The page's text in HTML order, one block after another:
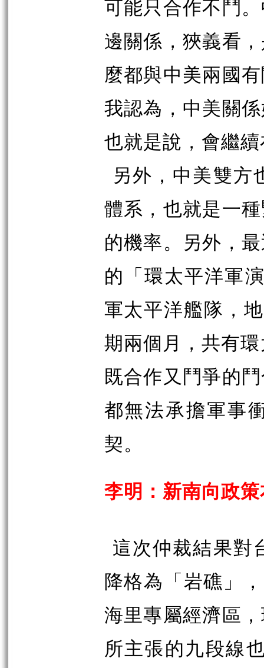
可能只合作不鬥
邊關係，狹義看
麼都與中美兩國
我認為，中美關
也就是說，會繼
另外，中美雙方
體系，也就是一
的機率。另外，
的「環太平洋軍
軍太平洋艦隊，
期兩個月，共有
既合作又鬥爭的
都無法承擔軍事
契。
李明：新南向政
這次仲裁結果對
降格為「岩礁」
海里專屬經濟區
所主張的九段線